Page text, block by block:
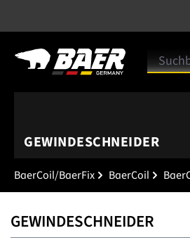
GEWINDESCHNEIDER
BaerCoil/BaerFix BaerCoil
GEWINDESCHNEIDER